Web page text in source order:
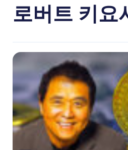
로버트 키요